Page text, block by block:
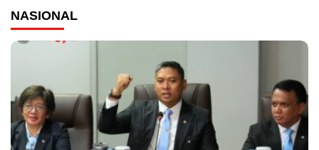
NASIONAL